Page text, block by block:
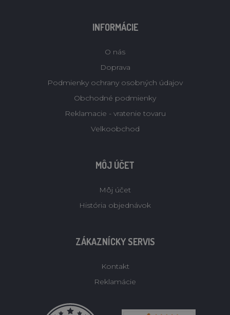
INFORMÁCIE
O nás
Doprava
Podmienky ochrany osobných údajov
Obchodné podmienky
Reklamacie - vratenie tovaru
Velkoobchod
MÔJ ÚČET
Môj účet
História objednávok
ZÁKAZNÍCKY SERVIS
Kontakt
Reklamácie